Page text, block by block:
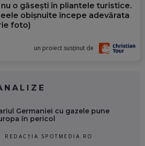
o găsești în pliantele turistice.
obișnuite începe adevărata
foto)
un proiect susținut de
Germaniei cu gazele pune
în pericol
REDACȚIA SPOTMEDIA.RO